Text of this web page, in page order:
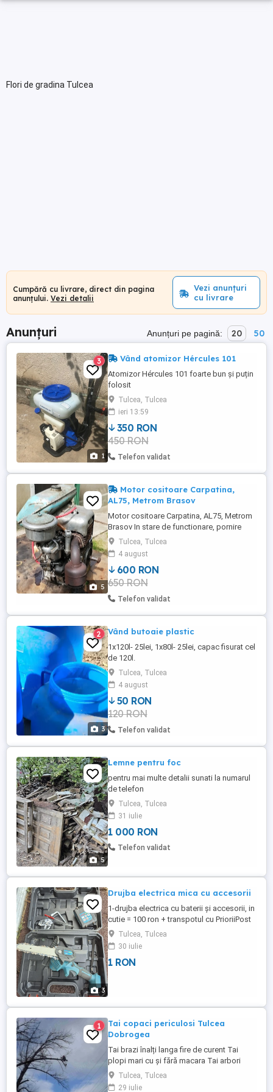
Flori de gradina Tulcea
Cumpără cu livrare, direct din pagina
anunțului. Vezi detalii
Vezi anunțuri
cu livrare
Anunțuri Anunțuri pe pagină: 20 50
1
3 Vând atomizor Hércules 101
Atomizor Hércules 101 foarte bun și puțin
folosit
Tulcea, Tulcea
ieri 13:59
350 RON
450 RON
Telefon validat
5
Motor cositoare Carpatina,
AL75, Metrom Brasov
Motor cositoare Carpatina, AL75, Metrom
Brasov In stare de functionare, pornire
usoara, compresie buna, cilindru fonta.
Prefer predare personala datorita greutatii,
cca 27kg. Ambalat pentru transport -
32kg. 750 lei, transport inclus.
Tulcea, Tulcea
4 august
600 RON
650 RON
Telefon validat
3
2 Vând butoaie plastic
1x120l- 25lei, 1x80l- 25lei, capac fisurat cel
de 120l.
Tulcea, Tulcea
4 august
50 RON
120 RON
Telefon validat
5
Lemne pentru foc
pentru mai multe detalii sunati la numarul
de telefon
Tulcea, Tulcea
31 iulie
1 000 RON
Telefon validat
3
Drujba electrica mica cu accesorii
1-drujba electrica cu baterii și accesorii, in
cutie = 100 ron + transpotul cu PrioriiPost
2-Rotopercutor = 100ron + transport
Tulcea, Tulcea
30 iulie
1 RON
1
Tai copaci periculosi Tulcea
Dobrogea
Tai brazi înalți langa fire de curent Tai
plopi mari cu și fără macara Tai arbori
mari in cimitire Tai arbori uscati Toaletare
copaci mari de ramuri uscate Peste 1000
Tulcea, Tulcea
29 iulie